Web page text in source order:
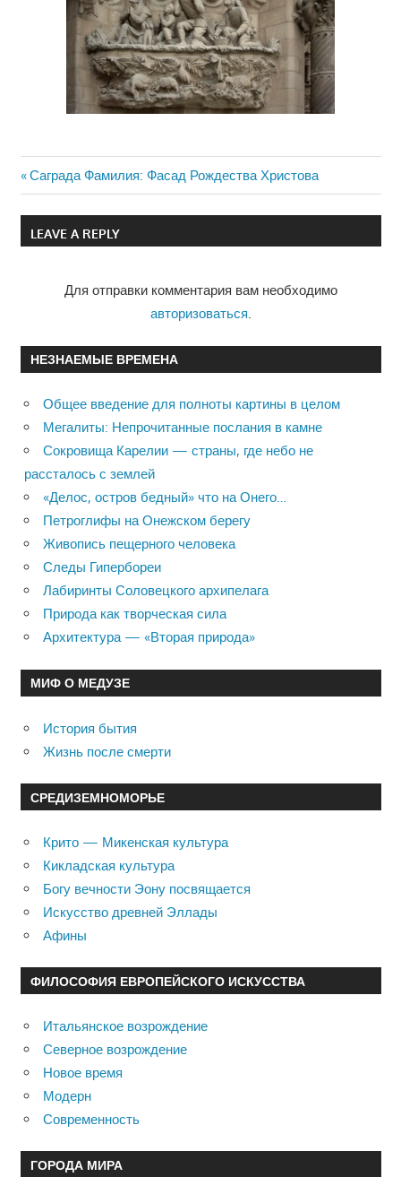
Навигация
по
Previous
Post:
Саграда Фамилия: Фасад Рождества Христова
LEAVE A REPLY
Для отправки комментария вам необходимо
авторизоваться.
НЕЗНАЕМЫЕ ВРЕМЕНА
Общее введение для полноты картины в целом
Мегалиты: Непрочитанные послания в камне
Сокровища Карелии — страны, где небо не
рассталось с землей
«Делос, остров бедный» что на Онего…
Петроглифы на Онежском берегу
Живопись пещерного человека
Следы Гипербореи
Лабиринты Соловецкого архипелага
Природа как творческая сила
Архитектура — «Вторая природа»
МИФ О МЕДУЗЕ
История бытия
Жизнь после смерти
СРЕДИЗЕМНОМОРЬЕ
Крито — Микенская культура
Кикладская культура
Богу вечности Эону посвящается
Искусство древней Эллады
Афины
ФИЛОСОФИЯ ЕВРОПЕЙСКОГО ИСКУССТВА
Итальянское возрождение
Северное возрождение
Новое время
Модерн
Современность
ГОРОДА МИРА